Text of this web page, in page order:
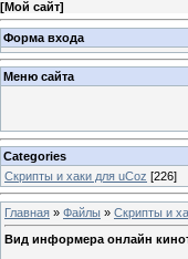
[Мой сайт]
Форма входа
Меню сайта
Categories
Скрипты и хаки для uCoz [226]
Главная » Файлы » Скрипты и
Вид информера онлайн